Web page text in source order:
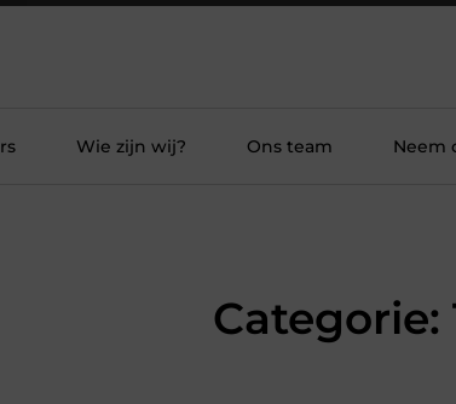
Wie zijn wij? Ons team Neem